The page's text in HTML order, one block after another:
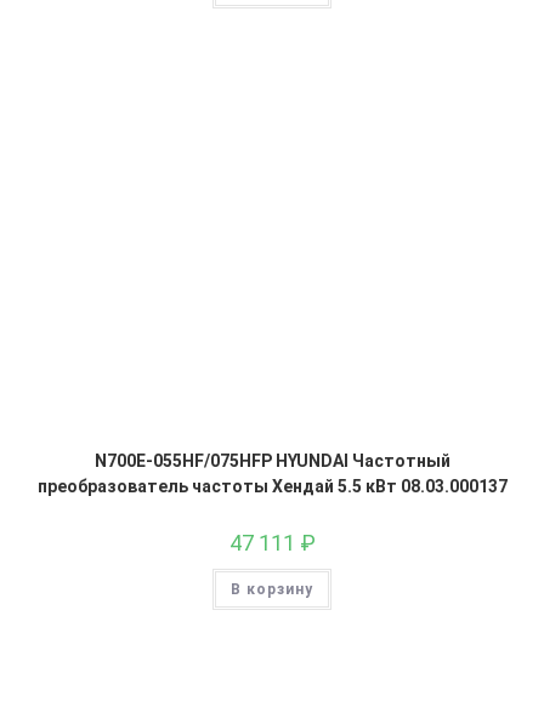
N700E-055HF/075HFP HYUNDAI Частотный
преобразователь частоты Хендай 5.5 кВт 08.03.000137
47 111 ₽
В корзину